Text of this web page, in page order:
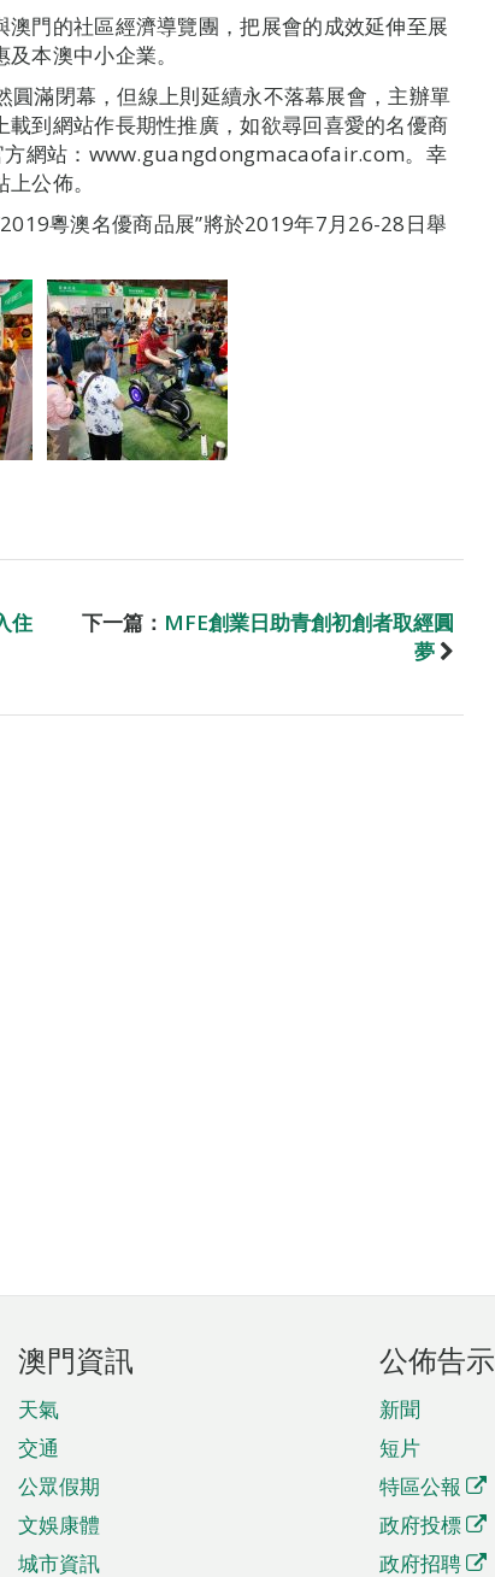
門的社區經濟導覽團，把展會的成效延伸至展
本澳中小企業。
圓滿閉幕，但線上則延續永不落幕展會，主辦單
到網站作長期性推廣，如欲尋回喜愛的名優商
方網站：www.guangdongmacaofair.com。幸
公佈。
粵澳名優商品展”將於2019年7月26-28日舉
住
下一篇： MFE創業日助青創初創者取經圓
夢
澳門資訊
天氣
交通
公眾假期
文娛康體
城市資訊
公佈告示
新聞
短片
特區公報
政府投標
政府招聘